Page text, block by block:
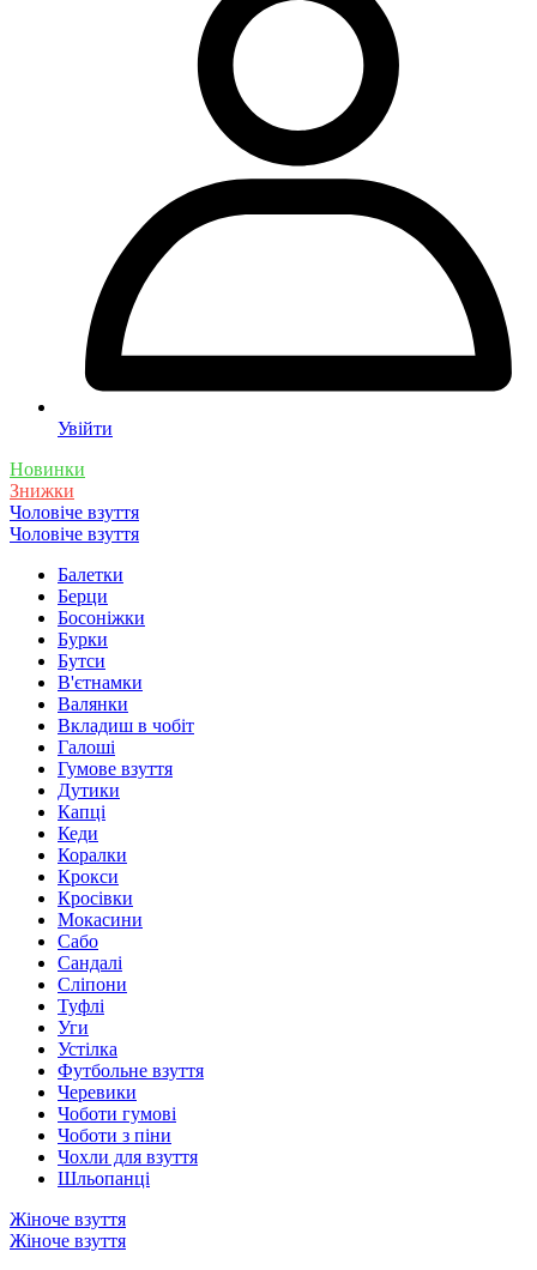
Увійти
Новинки
Знижки
Чоловіче взуття
Чоловіче взуття
Балетки
Берци
Босоніжки
Бурки
Бутси
В'єтнамки
Валянки
Вкладиш в чобіт
Галоші
Гумове взуття
Дутики
Капці
Кеди
Коралки
Крокси
Кросівки
Мокасини
Сабо
Сандалі
Сліпони
Туфлі
Уги
Устілка
Футбольне взуття
Черевики
Чоботи гумові
Чоботи з піни
Чохли для взуття
Шльопанці
Жіноче взуття
Жіноче взуття